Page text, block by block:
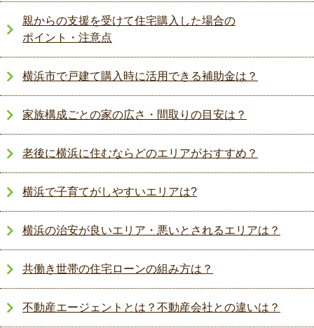
親からの支援を受けて住宅購入した場合の
ポイント・注意点
横浜市で戸建て購入時に活用できる補助金は？
家族構成ごとの家の広さ・間取りの目安は？
老後に横浜に住むならどのエリアがおすすめ？
横浜で子育てがしやすいエリアは?
横浜の治安が良いエリア・悪いとされるエリアは？
共働き世帯の住宅ローンの組み方は？
不動産エージェントとは？不動産会社との違いは？